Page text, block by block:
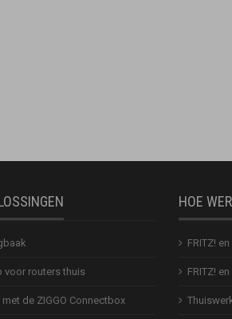
voor routers thuis
met de ZIGGO Connectbox
HOE
FRITZ!
FRITZ!